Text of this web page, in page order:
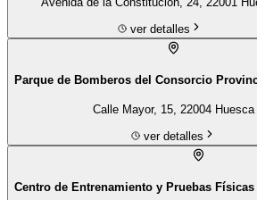
Avenida de la Constitución, 24, 22001
ver detalles
Parque de Bomberos del Consorcio
Calle Mayor, 15, 22004 Huesca
ver detalles
Centro de Entrenamiento y Pruebas Físicas